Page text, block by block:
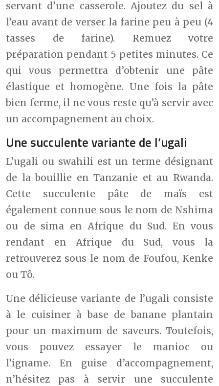
servant d’une casserole. Ajoutez du sel à
l’eau avant de verser la farine peu à peu (4
tasses de farine). Remuez votre
préparation pendant 5 petites minutes. Ce
qui vous permettra d’obtenir une pâte
élastique et homogène. Une fois la pâte
bien ferme, il ne vous reste qu’à servir avec
un accompagnement au choix.
Une succulente variante de l’ugali
L’ugali ou swahili est un terme désignant
de la bouillie en Tanzanie et au Rwanda.
Cette succulente pâte de maïs est
également connue sous le nom de Nshima
ou de sima en Afrique du Sud. En vous
rendant en Afrique du Sud, vous la
retrouverez sous le nom de Foufou, Kenke
ou Tô.
Une délicieuse variante de l’ugali consiste
à le cuisiner à base de banane plantain
pour un maximum de saveurs. Toutefois,
vous pouvez essayer le manioc ou
l’igname. En guise d’accompagnement,
n’hésitez pas à servir une succulente